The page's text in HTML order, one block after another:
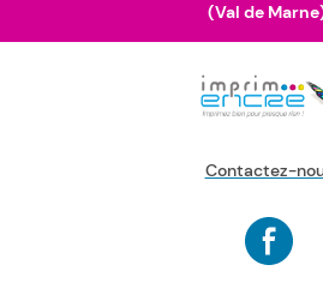
(Val de
Contactez-